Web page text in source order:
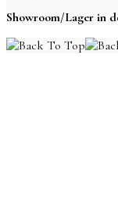
Showroom/Lager in